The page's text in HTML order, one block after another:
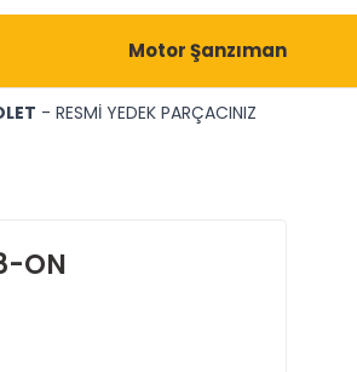
Motor Şanzıman
- RESMİ YEDEK PARÇACINIZ
ON